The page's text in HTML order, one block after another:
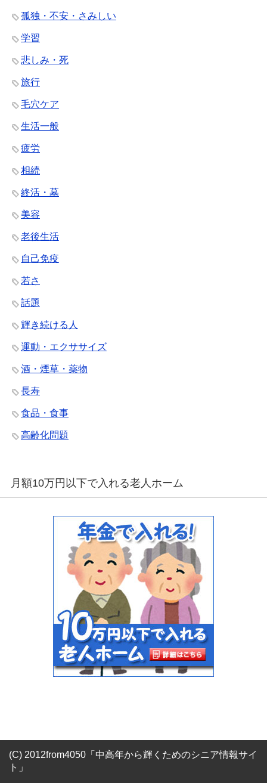
孤独・不安・さみしい
学習
悲しみ・死
旅行
毛穴ケア
生活一般
疲労
相続
終活・墓
美容
老後生活
自己免疫
若さ
話題
輝き続ける人
運動・エクササイズ
酒・煙草・薬物
長寿
食品・食事
高齢化問題
月額10万円以下で入れる老人ホーム
(C) 2012from4050「中高年から輝くためのシニア情報サイ
ト」